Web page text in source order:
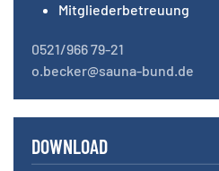
Mitgliederbetreuung
0521/966 79-21
o.becker@sauna-bund.de
DOWNLOAD